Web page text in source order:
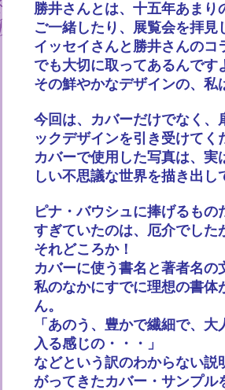
勝井さんとは、十五年あま
ご一緒したり、展覧会を拝見
イッセイさんと勝井さんの
でも大切に取ってあるんです
その鮮やかなデザインの、私
今回は、カバーだけでなく、
ックデザインを引き受けてく
カバーで使用した写真は、
しい不思議な世界を描き出し
ピナ・バウシュに捧げるも
すぎていたのは、厄介でした
それどころか！
カバーに使う書名と著者名
私のなかにすでに理想の書体
ん。
「あのう、豊かで繊細で、
入る感じの・・・」
などという訳のわからない説
がってきたカバー・サンプ